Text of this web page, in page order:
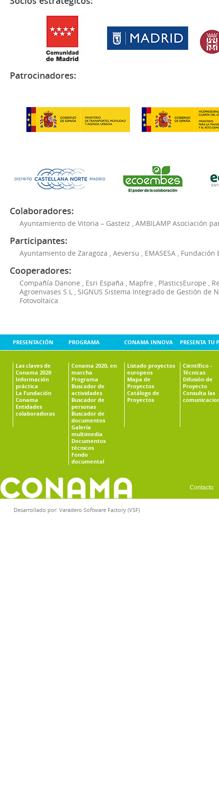
Patrocinadores:
Colaboradores:
Ayuntamiento de Vitoria – Gasteiz , AMBILAMP Asociación
Participantes:
Ayuntamiento de Zaragoza , Aeversu , EMASESA , Fundación
Cooperadores:
Compañía Danone , Esri España , Mapfre , PlasticsEurope ,
Agroenvases S.L , SIGNUS Sistema Integrado de Gestión de
Fotovoltaica
PRESENTACIÓN
Las claves de
Conama 2020
Información
práctica
La Fundación
Conama
Entidades
colaboradoras
PROGRAMA
Conama 2020, en
marcha
Programa
Buscador de
actividades
Buscador de
personas
Buscador de
documentos
Galería
multimedia
Documentos
técnicos
Fondo
documental
CONAMA INNOVA
Listado proyectos
europeos
Mapa de
Proyectos
Catálogo de
Proyectos
PRESENTA TU
Científico -
Técnicas
Difusión de
Proyecto
Consulta las
Contacto
Desarrollado por: Varadero Software Factory (VSF)